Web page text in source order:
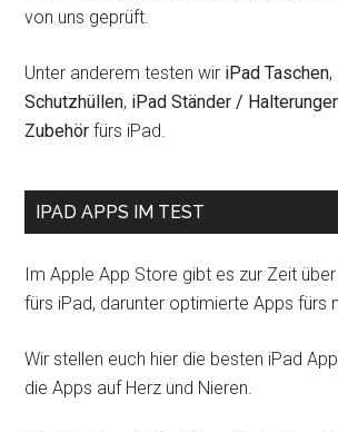
von uns geprüft.
Unter anderem testen wir iPad Taschen,
Schutzhüllen, iPad Ständer /
Zubehör fürs iPad.
IPAD APPS IM TEST
Im Apple App Store gibt es zur Zeit
fürs iPad, darunter optimierte Apps fürs
Wir stellen euch hier die besten iPad
die Apps auf Herz und Nieren.